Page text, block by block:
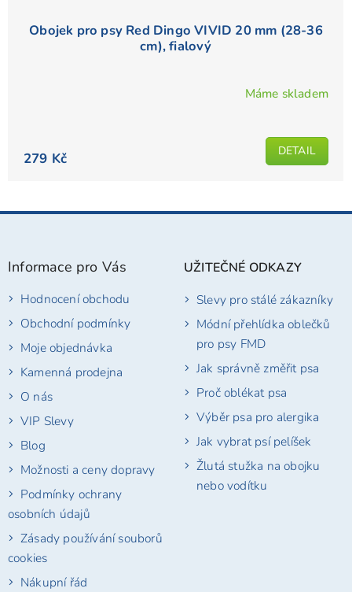
Obojek pro psy Red Dingo VIVID 20 mm (28-36
cm), fialový
je
5
Máme skladem
279 Kč DETAIL
Z
Informace pro Vás
Hodnocení obchodu
Obchodní podmínky
Moje objednávka
Kamenná prodejna
O nás
VIP Slevy
Blog
Možnosti a ceny dopravy
Podmínky ochrany
osobních údajů
Zásady používání souborů
cookies
Nákupní řád
UŽITEČNÉ ODKAZY
Slevy pro stálé zákazníky
Módní přehlídka oblečků
pro psy FMD
Jak správně změřit psa
Proč oblékat psa
Výběr psa pro alergika
Jak vybrat psí pelíšek
Žlutá stužka na obojku
nebo vodítku